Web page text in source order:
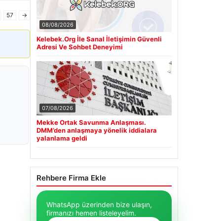
57 →
08/08/2026
Kelebek.Org İle Sanal İletişimin Güvenli
Adresi Ve Sohbet Deneyimi
07/08/2026
Mekke Ortak Savunma Anlaşması.
DMM’den anlaşmaya yönelik iddialara
yalanlama geldi
Rehbere Firma Ekle
WhatsApp üzerinden bize ulaşın,
firmanızı hemen listeleyelim.